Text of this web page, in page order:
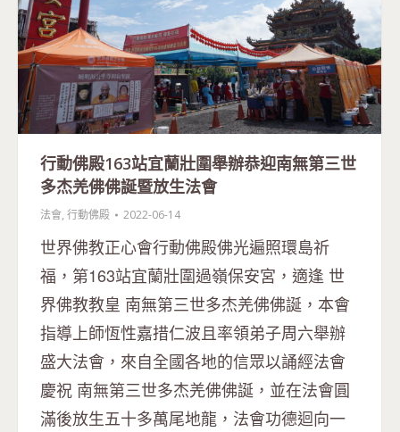
行動佛殿163站宜蘭壯圍舉辦恭迎南無第三世
多杰羌佛佛誕暨放生法會
法會, 行動佛殿 2022-06-14
世界佛教正心會行動佛殿佛光遍照環島祈
福，第163站宜蘭壯圍過嶺保安宮，適逢 世
界佛教教皇 南無第三世多杰羌佛佛誕，本會
指導上師恆性嘉措仁波且率領弟子周六舉辦
盛大法會，來自全國各地的信眾以誦經法會
慶祝 南無第三世多杰羌佛佛誕，並在法會圓
滿後放生五十多萬尾地龍，法會功德迴向一